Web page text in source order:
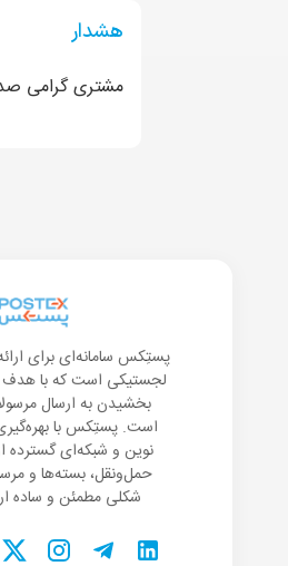
هشدار
مشتری گرامی
پستِکس سامانه‌ای برای
لجستیکی است که با
بخشیدن به ارسال
است. پستِکس با
نوین و شبکه‌ای گسترده
حمل‌ونقل، بسته‌ها و
شکلی مطمئن و ساده